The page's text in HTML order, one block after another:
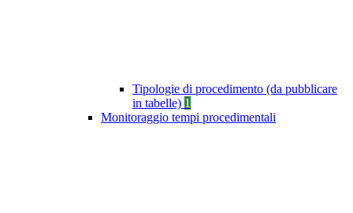
Tipologie di procedimento (da pubblicare
in tabelle) 1
Monitoraggio tempi procedimentali